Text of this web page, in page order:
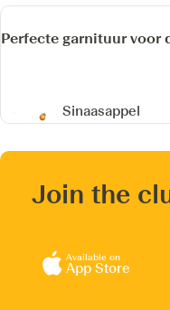
Perfecte garnituur voor
Sinaasappel
Join the
Available on
App Store